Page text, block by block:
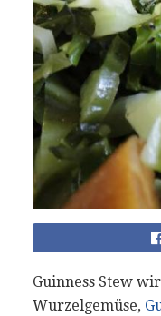
Guinness Stew
Wurzelgemüse,